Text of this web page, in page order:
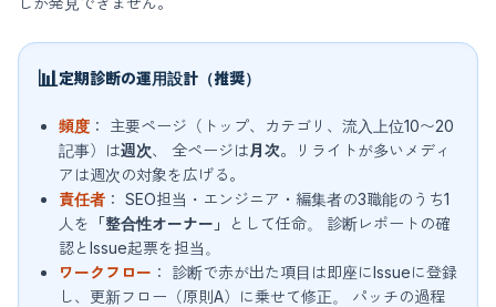
📊定期診断の運用設計（推奨）
頻度 ： 主要ページ（トップ、カテゴリ、流入上位10〜20
記事）は週次、 全ページは月次。リライトが多いメディ
アは週次の対象を広げる。
責任者 ： SEO担当・エンジニア・編集者の3職能のうち1
人を
「整合性オーナー」
として任命。 診断レポートの確
認とIssue起票を担当。
ワークフロー ： 診断で赤が出た項目は即座にIssueに登録
し、更新フロー（原則A）に乗せて修正。 パッチの過程